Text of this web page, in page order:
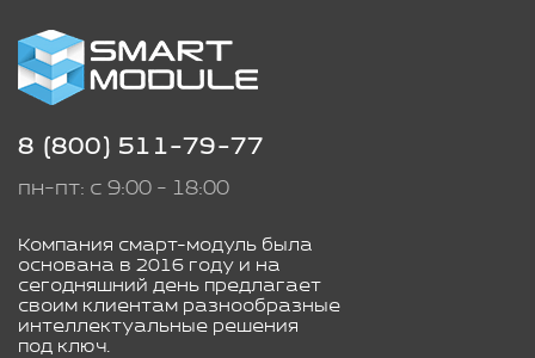
8 (800) 511-79-77
пн-пт: с 9:00 - 18:00
Компания смарт-модуль была
основана в 2016 году и на
сегодняшний день предлагает
своим клиентам разнообразные
интеллектуальные решения
под ключ.